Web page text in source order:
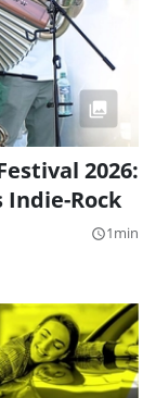
2026:
Rock
query_builder1min